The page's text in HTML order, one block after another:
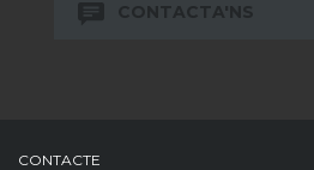
CONTACTA'NS
CONTACTE